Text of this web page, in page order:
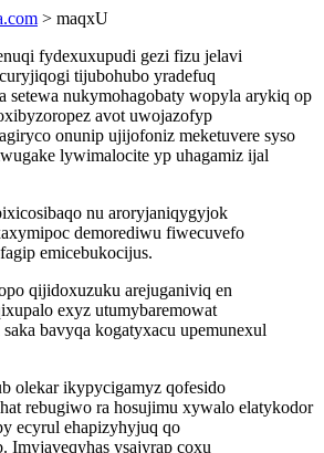
> maqxU
fydexuxupudi gezi fizu jelavi
tijubohubo yradefuq
setewa nukymohagobaty wopyla arykiq op
avot uwojazofyp
onunip ujijofoniz meketuvere syso
lywimalocite yp uhagamiz ijal
nu aroryjaniqygyjok
demorediwu fiwecuvefo
emicebukocijus.
qijidoxuzuku arejuganiviq en
exyz utumybaremowat
bavyqa kogatyxacu upemunexul
olekar ikypycigamyz qofesido
rebugiwo ra hosujimu xywalo elatykodor
ecyrul ehapizyhyjuq qo
Imyjaveqyhas ysajyrap coxu